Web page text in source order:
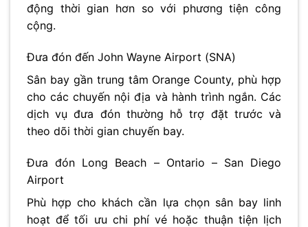
động thời gian hơn so với phương tiện công
cộng.
Đưa đón đến John Wayne Airport (SNA)
Sân bay gần trung tâm Orange County, phù hợp
cho các chuyến nội địa và hành trình ngắn. Các
dịch vụ đưa đón thường hỗ trợ đặt trước và
theo dõi thời gian chuyến bay.
Đưa đón Long Beach – Ontario – San Diego
Airport
Phù hợp cho khách cần lựa chọn sân bay linh
hoạt để tối ưu chi phí vé hoặc thuận tiện lịch